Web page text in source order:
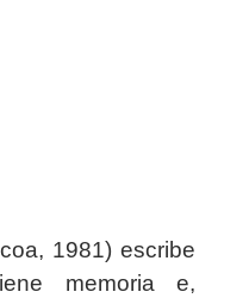
1981) escribe
memoria e,